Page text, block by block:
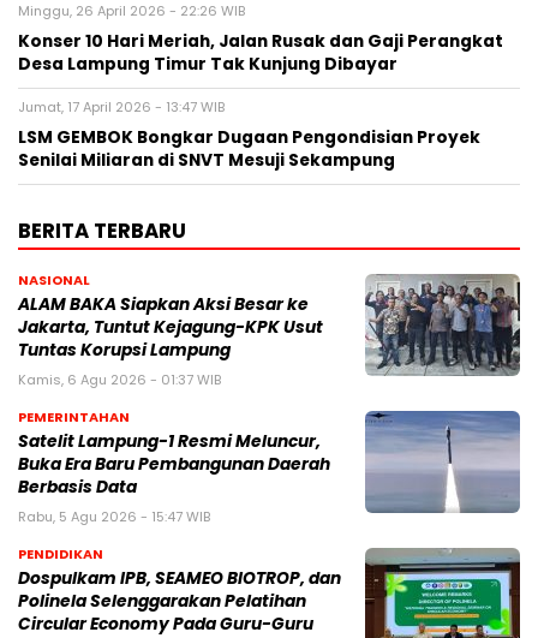
Minggu, 26 April 2026 - 22:26 WIB
Konser 10 Hari Meriah, Jalan Rusak dan Gaji Perangkat
Desa Lampung Timur Tak Kunjung Dibayar
Jumat, 17 April 2026 - 13:47 WIB
LSM GEMBOK Bongkar Dugaan Pengondisian Proyek
Senilai Miliaran di SNVT Mesuji Sekampung
BERITA TERBARU
NASIONAL
ALAM BAKA Siapkan Aksi Besar ke
Jakarta, Tuntut Kejagung-KPK Usut
Tuntas Korupsi Lampung
Kamis, 6 Agu 2026 - 01:37 WIB
PEMERINTAHAN
Satelit Lampung-1 Resmi Meluncur,
Buka Era Baru Pembangunan Daerah
Berbasis Data
Rabu, 5 Agu 2026 - 15:47 WIB
PENDIDIKAN
Dospulkam IPB, SEAMEO BIOTROP, dan
Polinela Selenggarakan Pelatihan
Circular Economy Pada Guru-Guru